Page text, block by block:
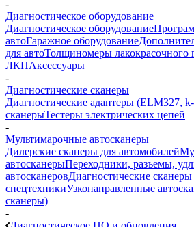
-
Диагностическое оборудование
Диагностическое оборудование
автоГаражное оборудование
для автоТолщиномеры лакокрасочного
ЛКПАксессуары
-
Диагностические сканеры
Диагностические адаптеры (ELM327,
сканерыТестеры электрических цепей
-
Мультимарочные автосканеры
Дилерские сканеры для автомобилей
автосканерыПереходники, разъемы,
автосканеровДиагностические сканеры
спецтехникиУзконаправленные
сканеры)
-